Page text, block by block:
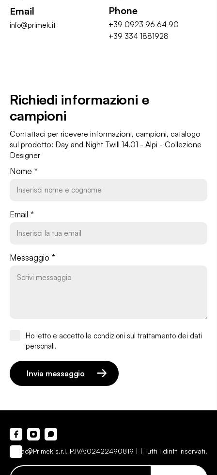
Email
info@primek.it
Phone
+39 0923 96 64 90
+39 334 1881928
Richiedi informazioni e
campioni
Contattaci per ricevere informazioni, campioni, catalogo
sul prodotto: Day and Night Twill 14.01 - Alpi - Collezione
Designer
Nome *
Email *
Messaggio *
Ho letto e accetto le condizioni sul trattamento dei dati
personali.
Invia messaggio
©Primek s.r.l. P.IVA:02422490819 |
Privacy | Tutti i diritti riservati.